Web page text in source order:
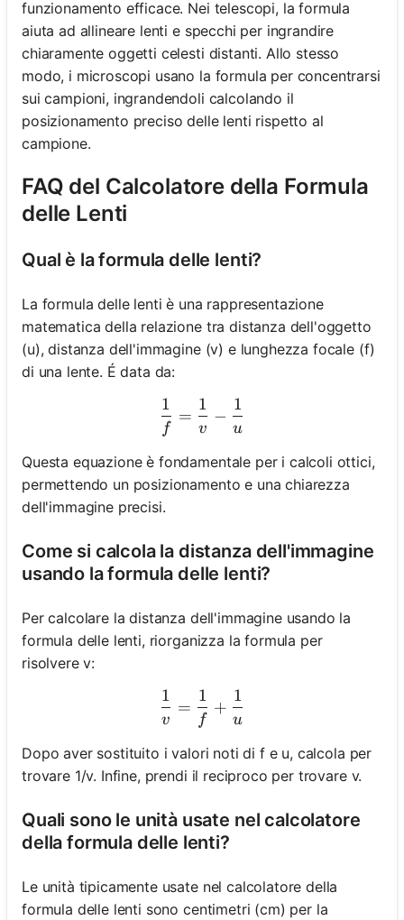
funzionamento efficace. Nei telescopi, la formula
aiuta ad allineare lenti e specchi per ingrandire
chiaramente oggetti celesti distanti. Allo stesso
modo, i microscopi usano la formula per concentrarsi
sui campioni, ingrandendoli calcolando il
posizionamento preciso delle lenti rispetto al
campione.
FAQ del Calcolatore della Formula
delle Lenti
Qual è la formula delle lenti?
La formula delle lenti è una rappresentazione
matematica della relazione tra distanza dell'oggetto
(u), distanza dell'immagine (v) e lunghezza focale (f)
di una lente. É data da:
\frac{1}{f} = \frac{1}{v}
f
1
=
v
1
−
u
1
Questa equazione è fondamentale per i calcoli ottici,
permettendo un posizionamento e una chiarezza
dell'immagine precisi.
Come si calcola la distanza dell'immagine
usando la formula delle lenti?
Per calcolare la distanza dell'immagine usando la
formula delle lenti, riorganizza la formula per
risolvere v:
\frac{1}{v} =
v
1
=
f
1
+
u
1
Dopo aver sostituito i valori noti di f e u, calcola per
trovare 1/v. Infine, prendi il reciproco per trovare v.
Quali sono le unità usate nel calcolatore
della formula delle lenti?
Le unità tipicamente usate nel calcolatore della
formula delle lenti sono centimetri (cm) per la